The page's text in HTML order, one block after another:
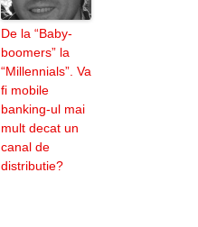
De la “Baby-
boomers” la
“Millennials”. Va
fi mobile
banking-ul mai
mult decat un
canal de
distributie?